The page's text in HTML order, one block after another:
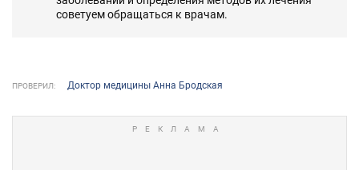
советуем обращаться к врачам.
ПРОВЕРИЛ: Доктор медицины Анна Бродская